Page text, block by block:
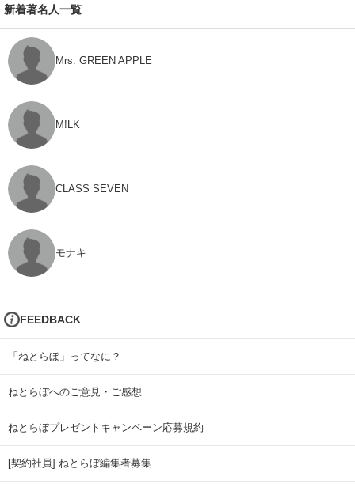
新着著名人一覧
Mrs. GREEN APPLE
M!LK
CLASS SEVEN
モナキ
FEEDBACK
「ねとらぼ」ってなに？
ねとらぼへのご意見・ご感想
ねとらぼプレゼントキャンペーン応募規約
[契約社員] ねとらぼ編集者募集